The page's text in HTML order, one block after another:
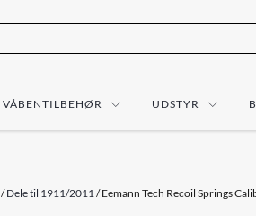
VÅBENTILBEHØR UDSTYR
/Dele til 1911/2011/ Eemann Tech Recoil Springs